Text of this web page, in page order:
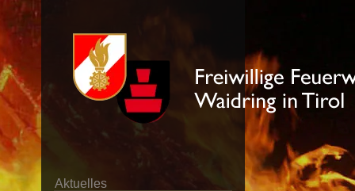
Aktuelles